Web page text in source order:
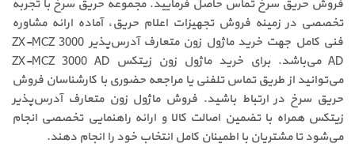
فروش حریق سرخ تماس حاصل فرمایید. مجموعه حریق سرخ با تجربه
تخصصی در زمینه فروش تجهیزات اعلام حریق، آماده ارائه مشاوره
فنی کامل جهت خرید ماژول زون متعارف آدرس‌پذیر ZX-MCZ 3000
AD می‌باشد. برای خرید ماژول زون زیتکس ZX-MCZ 3000 AD
می‌توانید از طریق تماس تلفنی یا مراجعه حضوری با کارشناسان فروش
حریق سرخ در ارتباط باشید. فروش ماژول زون متعارف آدرس‌پذیر
زیتکس همراه با تضمین اصالت کالا و ارائه راهنمایی تخصصی انجام
می‌شود تا مشتریان با اطمینان کامل انتخاب خود را انجام دهند.